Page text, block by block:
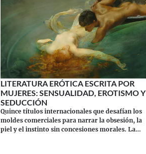
LITERATURA ERÓTICA ESCRITA POR
MUJERES: SENSUALIDAD, EROTISMO Y
SEDUCCIÓN
Quince títulos internacionales que desafían los
moldes comerciales para narrar la obsesión, la
piel y el instinto sin concesiones morales. La